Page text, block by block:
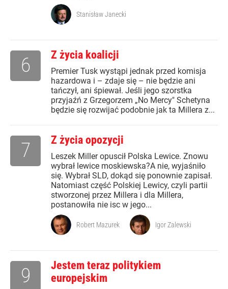
Stanisław Janecki
Z życia koalicji
Premier Tusk wystąpi jednak przed komisja
hazardowa i – zdaje się – nie będzie ani
tańczył, ani śpiewał. Jeśli jego szorstka
przyjaźń z Grzegorzem „No Mercy" Schetyna
będzie się rozwijać podobnie jak ta Millera z...
6
Z życia opozycji
Leszek Miller opuscił Polska Lewice. Znowu
wybrał lewice moskiewska?A nie, wyjaśniło
się. Wybrał SLD, dokąd się ponownie zapisał.
Natomiast część Polskiej Lewicy, czyli partii
stworzonej przez Millera i dla Millera,
postanowiła nie isc w jego...
7
Robert Mazurek Igor Zalewski
Jestem teraz politykiem
europejskim
9